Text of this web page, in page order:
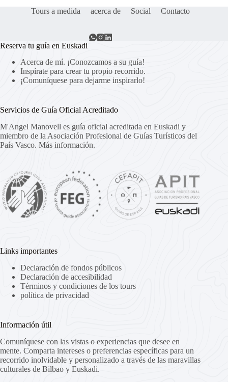
Tours a medida acerca de Social Contacto
Reserva tu guía en Euskadi
Acerca de mí. ¡Conozcamos a su guía!
Inspírate para crear tu propio recorrido.
¡Comuníquese para dejarme inspirarlo!
Servicios de Guía Oficial Acreditado
M'Angel Manovell es guía oficial acreditada en Euskadi y
miembro de la Asociación Profesional de Guías Turísticos del
País Vasco. Más información.
Links importantes
Declaración de fondos públicos
Declaración de accesibilidad
Términos y condiciones de los tours
política de privacidad
Información útil
Comuníquese con las vistas o experiencias que desee en
mente. Comparta intereses o preferencias específicas para un
recorrido inolvidable y personalizado a través de las maravillas
culturales de Bilbao y Euskadi.